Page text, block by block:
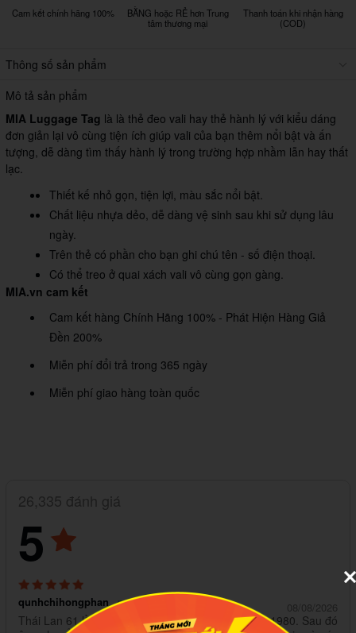
Cam kết chính hãng 100%
BẰNG hoặc RẺ hơn Trung
tâm thương mại
Thanh toán khi nhận hàng
(COD)
Thông số sản phẩm
Mô tả sản phẩm
MIA Luggage Tag là là thẻ đeo vali hay thẻ hành lý với kiểu dáng
đơn giản lại vô cùng tiện ích giúp vali của bạn thêm nổi bật và ấn
tượng, dễ dàng tìm thấy hành lý trong trường hợp nhầm lẫn hay thất
lạc.
Thiết kế nhỏ gọn, tiện lợi, màu sắc nổi bật.
Chất liệu nhựa dẻo, dễ dàng vệ sinh sau khi sử dụng lâu
ngày.
Trên thẻ có phần cho bạn ghi chú tên - số điện thoại.
Có thể treo ở quai xách vali vô cùng gọn gàng.
MIA.vn cam kết
Cam kết hàng Chính Hãng 100% - Phát Hiện Hàng Giả
Đền 200%
Miễn phí đổi trả trong 365 ngày
Miễn phí giao hàng toàn quốc
26,335 đánh giá
5
qunhchihongphan mua từ Shopee 08/08/2026
Thái Lan 61 lần trong những năm thập niên 1970-1980. Sau đó